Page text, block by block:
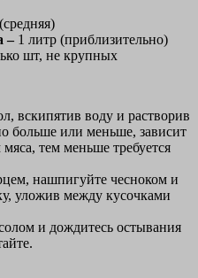
– 1 литр (приблизительно)
шт, не крупных
вскипятив воду и растворив
больше или меньше, зависит
тем меньше требуется
нашпигуйте чесноком и
уложив между кусочками
и дождитесь остывания